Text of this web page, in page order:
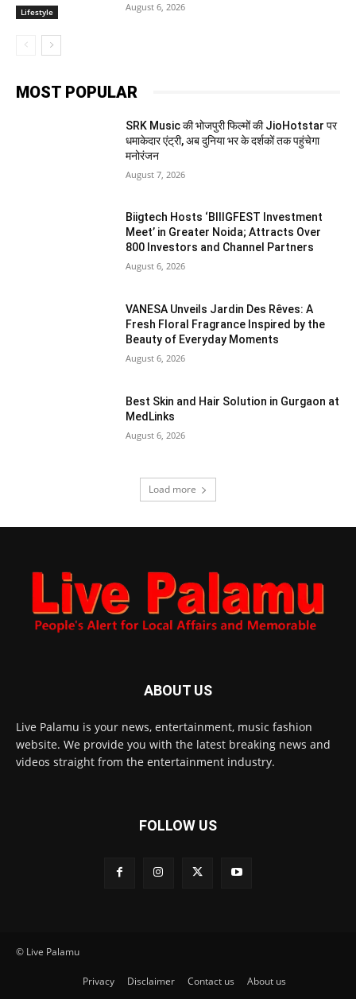
Lifestyle August 6, 2026
MOST POPULAR
SRK Music की भोजपुरी फिल्मों की JioHotstar पर
धमाकेदार एंट्री, अब दुनिया भर के दर्शकों तक पहुंचेगा
मनोरंजन
August 7, 2026
Biigtech Hosts ‘BIIIGFEST Investment
Meet’ in Greater Noida; Attracts Over
800 Investors and Channel Partners
August 6, 2026
VANESA Unveils Jardin Des Rêves: A
Fresh Floral Fragrance Inspired by the
Beauty of Everyday Moments
August 6, 2026
Best Skin and Hair Solution in Gurgaon at
MedLinks
August 6, 2026
Load more
ABOUT US
Live Palamu is your news, entertainment, music fashion
website. We provide you with the latest breaking news and
videos straight from the entertainment industry.
FOLLOW US
© Live Palamu
Privacy Disclaimer Contact us About us